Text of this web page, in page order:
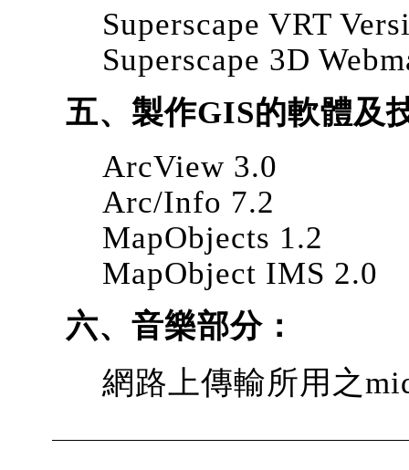
Superscape VRT
Superscape 3D
五、製作GIS的軟體及
ArcView 3.0
Arc/Info 7.2
MapObjects 1.2
MapObject IMS 2.0
六、音樂部分：
網路上傳輸所用之